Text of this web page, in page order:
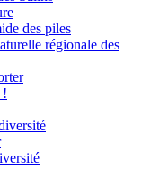
des piles
régionale des
!